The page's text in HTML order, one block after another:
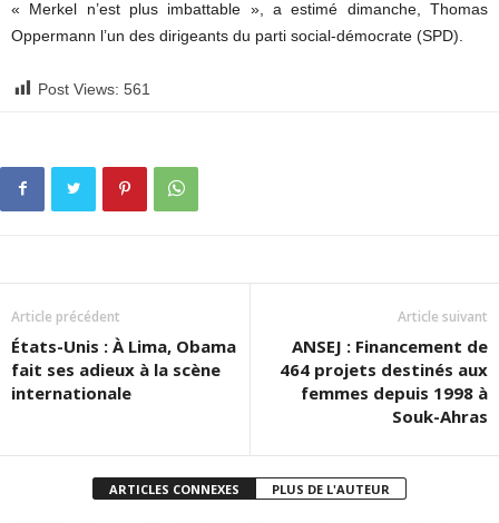
« Merkel n’est plus imbattable », a estimé dimanche, Thomas
Oppermann l’un des dirigeants du parti social-démocrate (SPD).
Post Views: 561
Article précédent
États-Unis : À Lima, Obama
fait ses adieux à la scène
internationale
Article suivant
ANSEJ : Financement de
464 projets destinés aux
femmes depuis 1998 à
Souk-Ahras
ARTICLES CONNEXES PLUS DE L'AUTEUR